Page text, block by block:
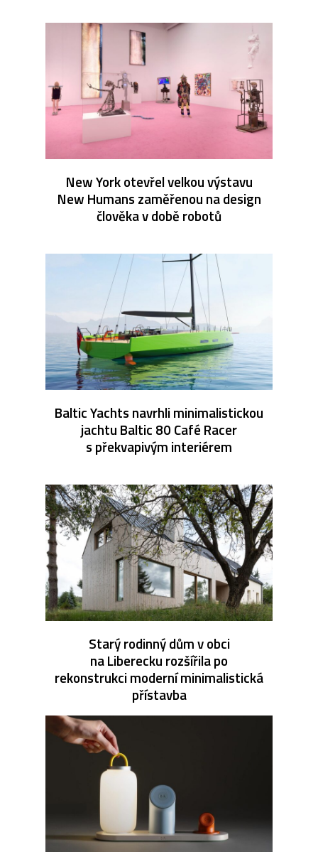
New York otevřel velkou výstavu
New Humans zaměřenou na design
člověka v době robotů
Baltic Yachts navrhli minimalistickou
jachtu Baltic 80 Café Racer
s překvapivým interiérem
Starý rodinný dům v obci
na Liberecku rozšířila po
rekonstrukci moderní minimalistická
přístavba